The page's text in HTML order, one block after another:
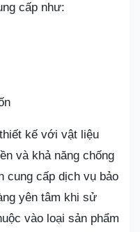
cấp như:
kế với vật liệu
và khả năng chống
cung cấp dịch vụ bảo
yên tâm khi sử
vào loại sản phẩm